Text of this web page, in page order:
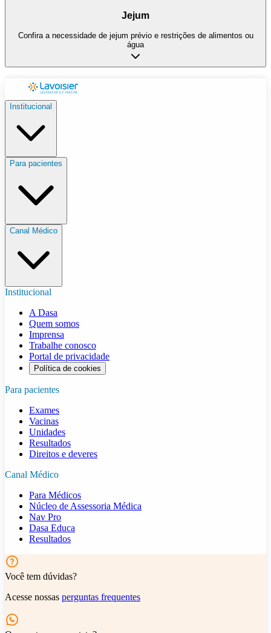
Jejum
Confira a necessidade de jejum prévio e restrições de alimentos ou
água
Institucional
Para pacientes
Canal Médico
Institucional
A Dasa
Quem somos
Imprensa
Trabalhe conosco
Portal de privacidade
Política de cookies
Para pacientes
Exames
Vacinas
Unidades
Resultados
Direitos e deveres
Canal Médico
Para Médicos
Núcleo de Assessoria Médica
Nav Pro
Dasa Educa
Resultados
Você tem dúvidas?
Acesse nossas perguntas frequentes